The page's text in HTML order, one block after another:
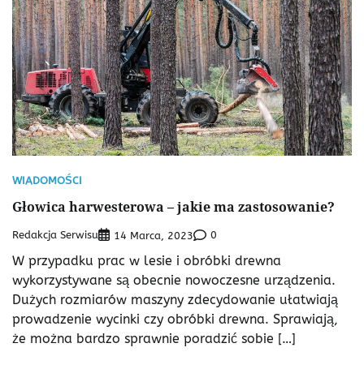
WIADOMOŚCI
Głowica harwesterowa – jakie ma zastosowanie?
Redakcja Serwisu 14 Marca, 2023 0
W przypadku prac w lesie i obróbki drewna
wykorzystywane są obecnie nowoczesne urządzenia.
Dużych rozmiarów maszyny zdecydowanie ułatwiają
prowadzenie wycinki czy obróbki drewna. Sprawiają,
że można bardzo sprawnie poradzić sobie […]